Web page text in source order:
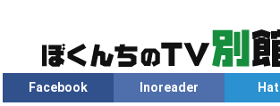
Facebook Inoreader